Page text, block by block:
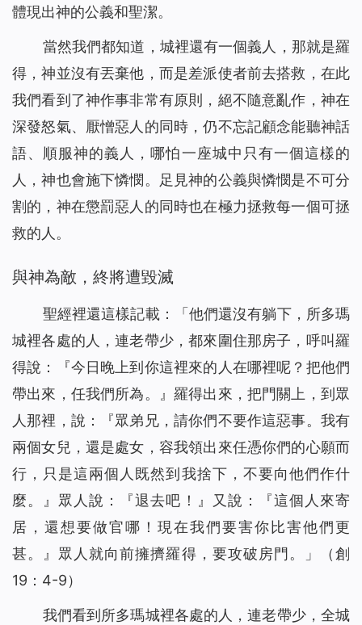
體現出神的公義和聖潔。
當然我們都知道，城裡還有一個義人，那就是羅
得，神並沒有丟棄他，而是差派使者前去搭救，在此
我們看到了神作事非常有原則，絕不隨意亂作，神在
深發怒氣、厭憎惡人的同時，仍不忘記顧念能聽神話
語、順服神的義人，哪怕一座城中只有一個這樣的
人，神也會施下憐憫。足見神的公義與憐憫是不可分
割的，神在懲罰惡人的同時也在極力拯救每一個可拯
救的人。
與神為敵，終將遭毀滅
聖經裡還這樣記載：「他們還沒有躺下，所多瑪
城裡各處的人，連老帶少，都來圍住那房子，呼叫羅
得說：『今日晚上到你這裡來的人在哪裡呢？把他們
帶出來，任我們所為。』羅得出來，把門關上，到眾
人那裡，說：『眾弟兄，請你們不要作這惡事。我有
兩個女兒，還是處女，容我領出來任憑你們的心願而
行，只是這兩個人既然到我捨下，不要向他們作什
麼。』眾人說：『退去吧！』又說：『這個人來寄
居，還想要做官哪！現在我們要害你比害他們更
甚。』眾人就向前擁擠羅得，要攻破房門。」（創
19：4-9）
我們看到所多瑪城裡各處的人，連老帶少，全城